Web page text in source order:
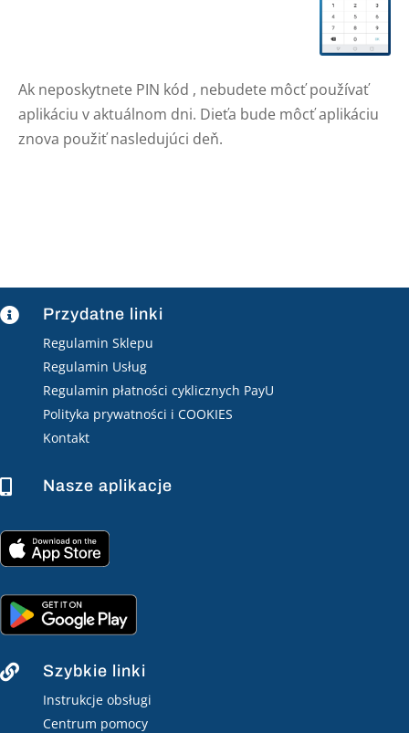
Ak neposkytnete PIN kód , nebudete môcť používať
aplikáciu v aktuálnom dni. Dieťa bude môcť aplikáciu
znova použiť nasledujúci deň.
 Przydatne linki
Regulamin Sklepu
Regulamin Usług
Regulamin płatności cyklicznych PayU
Polityka prywatności i COOKIES
Kontakt
 Nasze aplikacje
 Szybkie linki
Instrukcje obsługi
Centrum pomocy